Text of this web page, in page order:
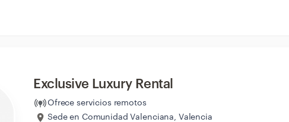
Exclusive Luxury Rental
Ofrece servicios remotos
Sede en Comunidad Valenciana, Valencia